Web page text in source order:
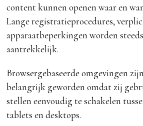
content kunnen openen waar en
Lange registratieprocedures,
apparaatbeperkingen worden
aantrekkelijk.
Browsergebaseerde omgevingen
belangrijk geworden omdat zij
stellen eenvoudig te schakelen
tablets en desktops.